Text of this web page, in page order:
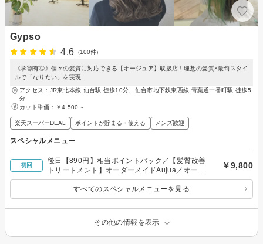
Gypso
4.6
(100件)
《学割有◎》個々の髪質に対応できる【オージュア】取扱店！理想の髪質×最旬スタイ
ルで「なりたい」を実現
アクセス：JR東北本線 仙台駅 徒歩10分、仙台市地下鉄東西線 青葉通一番町駅 徒歩5
分
カット単価： ￥4,500～
楽天スーパーDEAL ポイントが貯まる・使える メンズ歓迎
スペシャルメニュー
初回
後日【890円】相当ポイントバック／【髪質改善
トリートメント】オーダーメイドAujua／オージ
ュアトリートメント＋カット￥9800〜
￥9,800
すべてのスペシャルメニューを見る
その他の情報を表示